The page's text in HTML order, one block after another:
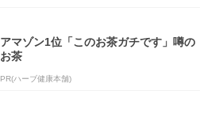
アマゾン1位「このお茶ガチです」噂の
お茶
PR(ハーブ健康本舗)